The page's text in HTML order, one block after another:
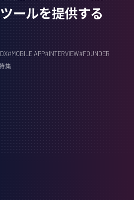
ールを提供する
DX#MOBILE APP#INTERVIEW#FOUNDER
集